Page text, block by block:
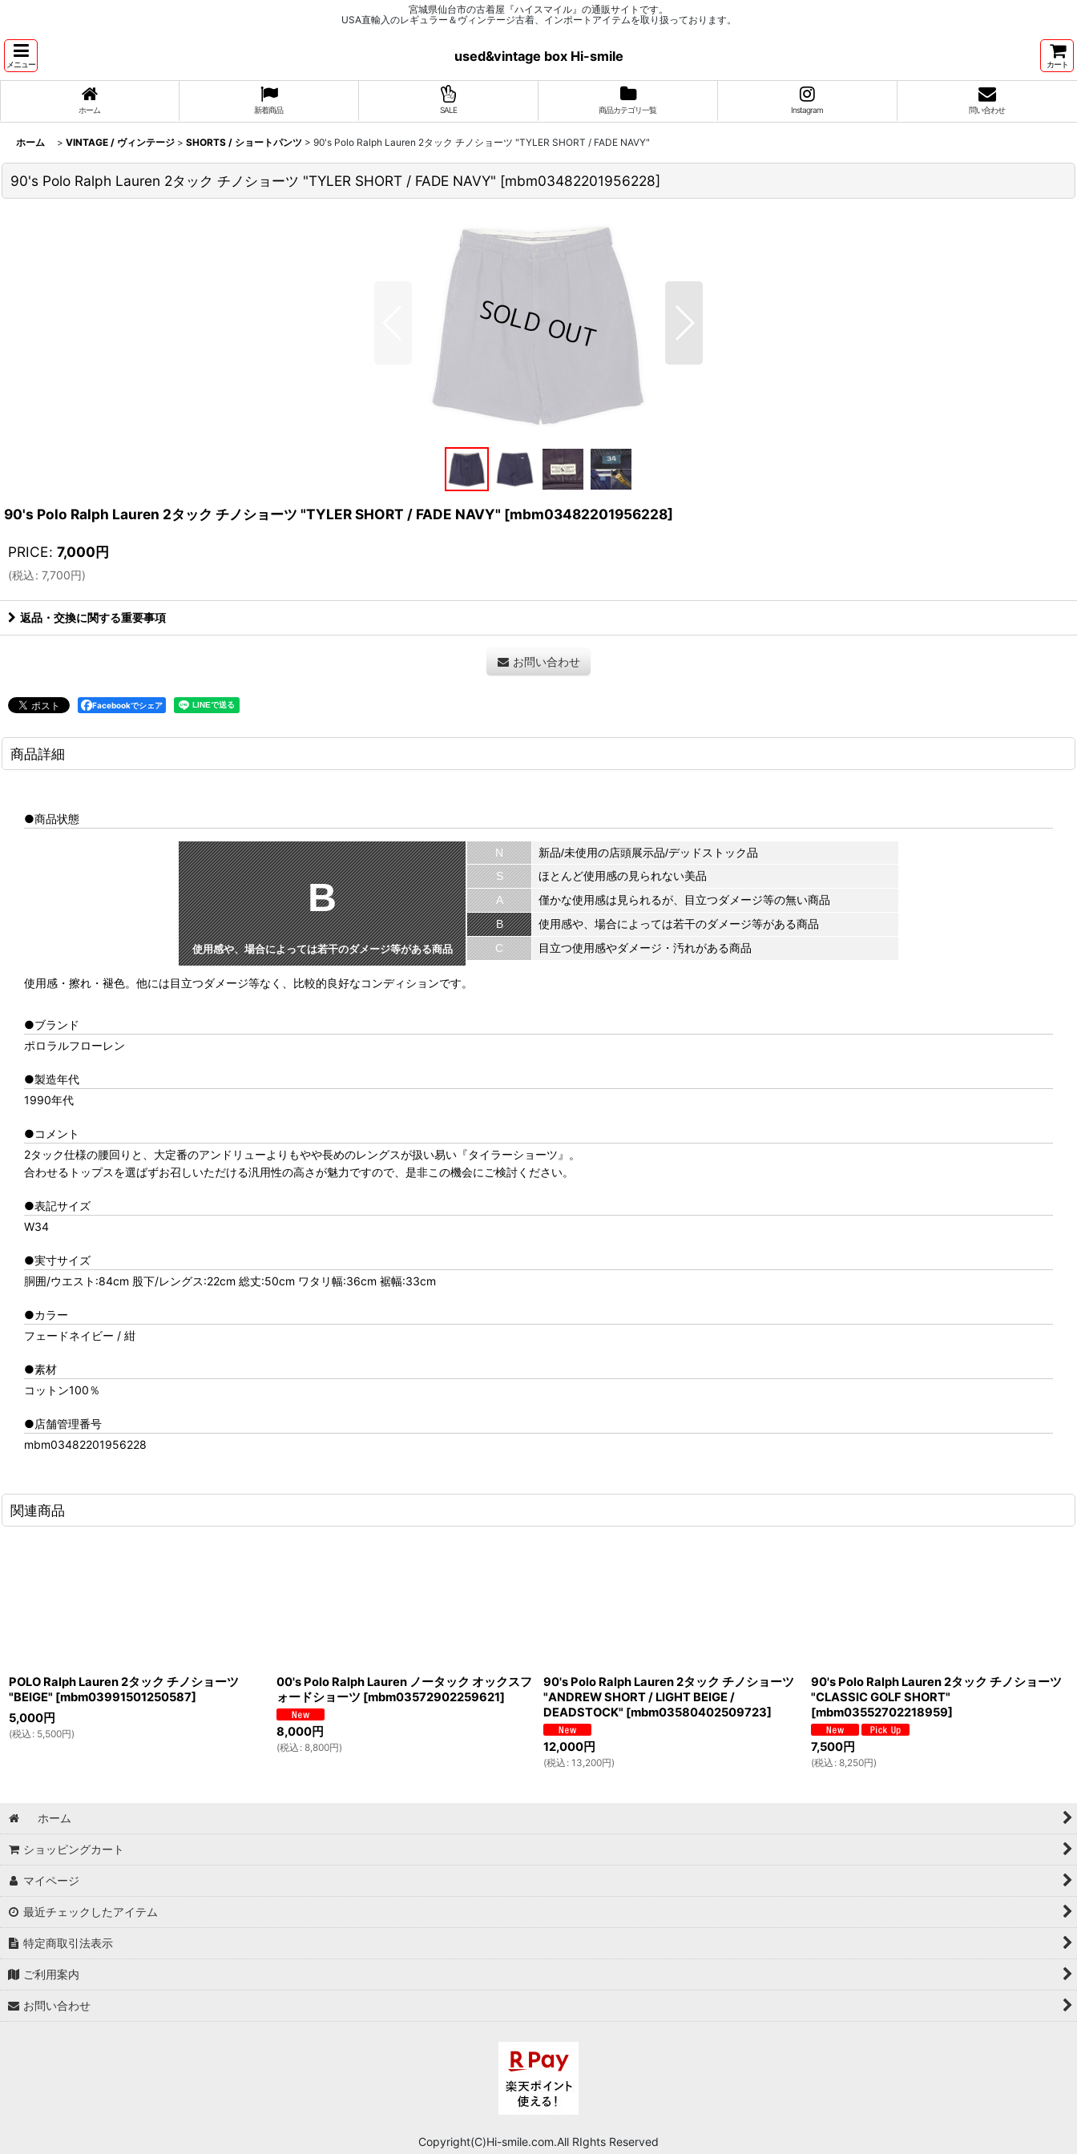
宮城県仙台市の古着屋『ハイスマイル』の通販サイトです。
USA直輸入のレギュラー＆ヴィンテージ古着、インポートアイテムを取り扱っております。
メニュー
used&vintage box Hi-smile
カート
ホーム 新着商品 SALE 商品カテゴリ一覧 Instagram 問い合わせ
ホーム > VINTAGE / ヴィンテージ > SHORTS / ショートパンツ > 90's Polo Ralph Lauren 2タック チノショーツ "TYLER SHORT / FADE NAVY"
90's Polo Ralph Lauren 2タック チノショーツ "TYLER SHORT / FADE NAVY" [mbm03482201956228]
90's Polo Ralph Lauren 2タック チノショーツ "TYLER SHORT / FADE NAVY" [mbm03482201956228]
PRICE: 7,000円
(税込: 7,700円)
返品・交換に関する重要事項
お問い合わせ
Facebookでシェア
商品詳細
●商品状態
B
使用感や、場合によっては若干のダメージ等がある商品
N
新品/未使用の店頭展示品/デッドストック品
S
ほとんど使用感の見られない美品
A
僅かな使用感は見られるが、目立つダメージ等の無い商品
B
使用感や、場合によっては若干のダメージ等がある商品
C
目立つ使用感やダメージ・汚れがある商品
使用感・擦れ・褪色。他には目立つダメージ等なく、比較的良好なコンディションです。
●ブランド
ポロラルフローレン
●製造年代
1990年代
●コメント
2タック仕様の腰回りと、大定番のアンドリューよりもやや長めのレングスが扱い易い『タイラーショーツ』。
合わせるトップスを選ばずお召しいただける汎用性の高さが魅力ですので、是非この機会にご検討ください。
●表記サイズ
W34
●実寸サイズ
胴囲/ウエスト:84cm 股下/レングス:22cm 総丈:50cm ワタリ幅:36cm 裾幅:33cm
●カラー
フェードネイビー / 紺
●素材
コットン100％
●店舗管理番号
mbm03482201956228
関連商品
POLO Ralph Lauren 2タック チノショーツ
"BEIGE" [mbm03991501250587]
5,000円
(税込 : 5,500円)
00's Polo Ralph Lauren ノータック オックスフ
ォードショーツ [mbm03572902259621]
8,000円
(税込 : 8,800円)
90's Polo Ralph Lauren 2タック チノショーツ
"ANDREW SHORT / LIGHT BEIGE /
DEADSTOCK" [mbm03580402509723]
12,000円
(税込 : 13,200円)
90's Polo Ralph Lauren 2タック チノショーツ
"CLASSIC GOLF SHORT"
[mbm03552702218959]
7,500円
(税込 : 8,250円)
ホーム
ショッピングカート
マイページ
最近チェックしたアイテム
特定商取引法表示
ご利用案内
お問い合わせ
Copyright(C)Hi-smile.com.All RIghts Reserved